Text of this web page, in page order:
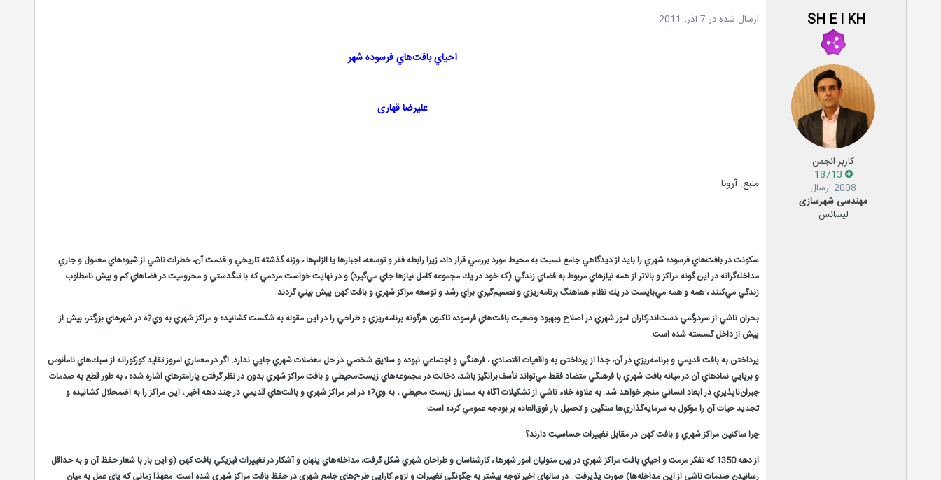
SH E I KH
کاربر انجمن
2008 ارسال
مهندسی شهرسازی
لیسانس
ارسال شده در 7 آذر، 2011
احياي بافت‌هاي فرسوده شهر
علیرضا قهاری
منبع: آرونا
سكونت در بافت‌هاي فرسوده شهري را بايد از ديدگاهي جامع نسبت به محيط مورد بررسي قرار داد، زيرا رابطه فقر و توسعه، اجبارها يا الزام‌ها ، وزنه گذشته تاريخي و قدمت آن، خطرات ناشي از شيوه‌هاي معمول و جاري
مداخله‌گرانه در اين گونه مراكز و بالاتر از همه نيازهاي مربوط به فضاي زندگي (كه خود در يك مجموعه كامل نيازها جاي مي‌گيرد) و در نهايت خواست مردمي كه با تنگدستي و محروميت در فضاهاي كم و بيش نامطلوب
زندگي مي‌كنند ، همه و همه مي‌بايست در يك نظام هماهنگ برنامه‌ريزي و تصميم‌گيري براي رشد و توسعه مراكز شهري و بافت كهن پيش بيني گردند.
بحران ناشي از سردرگمي دست‌اندركاران امور شهري در اصلاح وبهبود وضعيت بافت‌هاي فرسوده تاكنون هرگونه برنامه‌ريزي و طراحي را در اين مقوله به شكست كشانيده و مراكز شهري به وي?ه در شهرهاي بزرگتر، بيش از
پيش از داخل گسسته شده است.
پرداختن به بافت قديمي و برنامه‌ريزي در آن، جدا از پرداختن به واقعيات اقتصادي ، فرهنگي و اجتماعي نبوده و سلايق شخصي در حل معضلات شهري جايي ندارد. اگر در معماري امروز تقليد كوركورانه از سبك‌هاي نامأنوس
و برپايي نماد‌هاي آن در ميانه بافت‌ شهري با فرهنگي متضاد فقط مي‌تواند تأسف‌برانگيز باشد، دخالت در مجموعه‌هاي زيست‌محيطي و بافت مراكز شهري بدون در نظر گرفتن پارامترهاي اشاره شده ، به طور قطع به صدمات
جبران‌ناپذيري در ابعاد انساني منجر خواهد شد. به علاوه خلاء ناشي از تشكيلات آگاه به مسايل زيست محيطي ، به وي?ه در امر مراكز شهري و بافت‌هاي قديمي در چند دهه اخير ، اين مراكز را به اضمحلال كشانيده و
تجديد حيات آن را موكول به سرمايه‌گذاري‌ها سنگين و تحميل بار فوق‌العاده بر بودجه عمومي كرده است.
چرا ساكنين مراكز شهري و بافت كهن در مقابل تغييرات حساسيت دارند؟
از دهه 1350 كه تفكر مرمت و احياي بافت مراكز شهري در بين متوليان امور شهرها ، كارشناسان و طراحان شهري شكل گرفت، مداخله‌هاي پنهان و آشكار در تغييرات فيزيكي بافت كهن (و اين بار با شعار حفظ آن و به حداقل
رسانيدن صدمات ناشي از اين مداخله‌ها) صورت پذيرفت . در سالهاي اخير توجه بيشتر به چگونگي تغييرات و لزوم كارايي طرح‌هاي جامع شهري در حفظ بافت مراكز شهري شده است. معهذا زماني كه پاي عمل به ميان